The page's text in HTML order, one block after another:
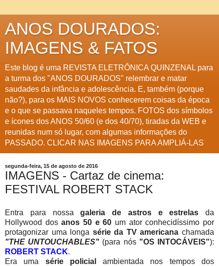
ANOS DOURADOS:
IMAGENS & FATOS
Este blog é uma REVISTA ELETRÔNICA QUINZENAL para
a turma dos "ANOS DOURADOS" relembrar e matar
saudades da infância e adolescência. E, também (porque
não?), para os MAIS NOVOS conhecerem coisas da época
e o que se passava naqueles tempos. FOTOS dos símbolos
e ícones dos ANOS 50/60 (e dos 40/70), tiradas da WEB e
reunidas num só lugar, com algumas informações do
PASSADO. CLICAR NAS IMAGENS PARA AMPLIÁ-LAS
segunda-feira, 15 de agosto de 2016
IMAGENS - Cartaz de cinema:
FESTIVAL ROBERT STACK
Entra para nossagaleria de astros e estrelas da
Hollywood dosanos 50 e 60 um ator conhecidíssimo por
protagonizar uma longa série da TV americana chamada
"THE UNTOUCHABLES" (para nós "OS INTOCÁVEIS"):
ROBERT STACK.
Era uma série policial
ambientada nos tempos dos